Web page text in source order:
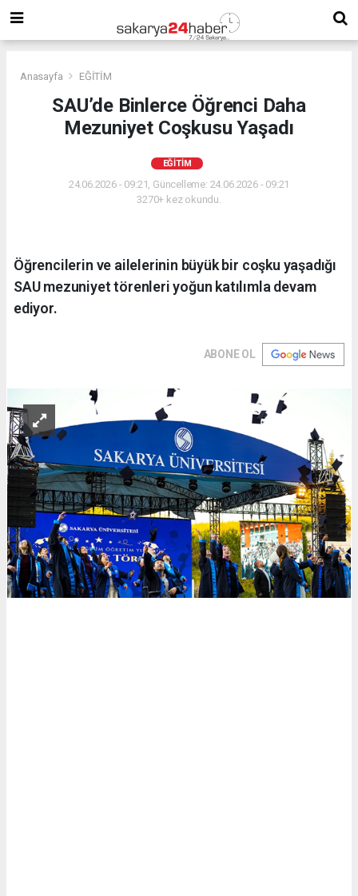
Anasayfa EĞİTİM
SAU’de Binlerce Öğrenci Daha
Mezuniyet Coşkusu Yaşadı
EĞİTİM
24.06.2026 - 09:21, Güncelleme: 24.06.2026 - 09:21
3270+ kez okundu.
Öğrencilerin ve ailelerinin büyük bir coşku yaşadığı
SAU mezuniyet törenleri yoğun katılımla devam
ediyor.
ABONE OL